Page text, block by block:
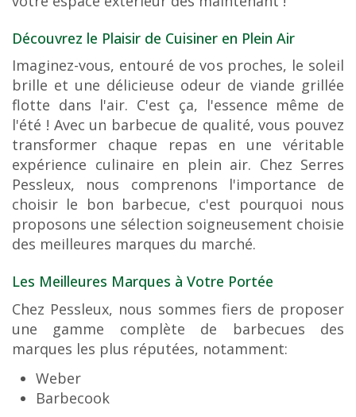
Découvrez le Plaisir de Cuisiner en Plein Air
Imaginez-vous, entouré de vos proches, le soleil
brille et une délicieuse odeur de viande grillée
flotte dans l'air. C'est ça, l'essence même de
l'été ! Avec un barbecue de qualité, vous pouvez
transformer chaque repas en une véritable
expérience culinaire en plein air. Chez Serres
Pessleux, nous comprenons l'importance de
choisir le bon barbecue, c'est pourquoi nous
proposons une sélection soigneusement choisie
des meilleures marques du marché.
Les Meilleures Marques à Votre Portée
Chez Pessleux, nous sommes fiers de proposer
une gamme complète de barbecues des
marques les plus réputées, notamment:
Weber
Barbecook